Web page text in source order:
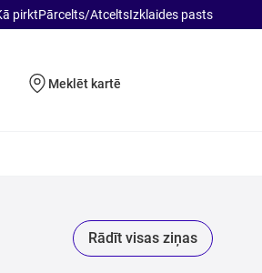
pirktPārcelts/AtceltsIzklaides pasts
Meklēt kartē
Rādīt visas ziņas